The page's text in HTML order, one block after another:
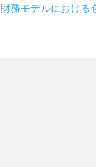
財務モデルにおける